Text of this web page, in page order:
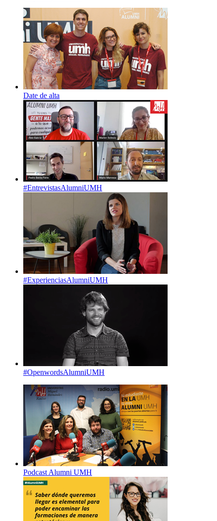
Date de alta
#EntrevistasAlumniUMH
#ExperienciasAlumniUMH
#OpenwordsAlumniUMH
Podcast Alumni UMH